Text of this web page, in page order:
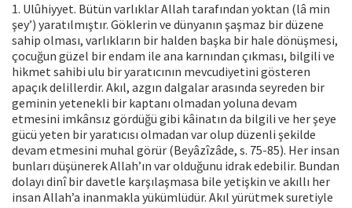
1. Ulûhiyyet. Bütün varlıklar Allah tarafından yoktan (lâ min
şey’) yaratılmıştır. Göklerin ve dünyanın şaşmaz bir düzene
sahip olması, varlıkların bir halden başka bir hale dönüşmesi,
çocuğun güzel bir endam ile ana karnından çıkması, bilgili ve
hikmet sahibi ulu bir yaratıcının mevcudiyetini gösteren
apaçık delillerdir. Akıl, azgın dalgalar arasında seyreden bir
geminin yetenekli bir kaptanı olmadan yoluna devam
etmesini imkânsız gördüğü gibi kâinatın da bilgili ve her şeye
gücü yeten bir yaratıcısı olmadan var olup düzenli şekilde
devam etmesini muhal görür (Beyâzîzâde, s. 75-85). Her insan
bunları düşünerek Allah’ın var olduğunu idrak edebilir. Bundan
dolayı dinî bir davetle karşılaşmasa bile yetişkin ve akıllı her
insan Allah’a inanmakla yükümlüdür. Akıl yürütmek suretiyle